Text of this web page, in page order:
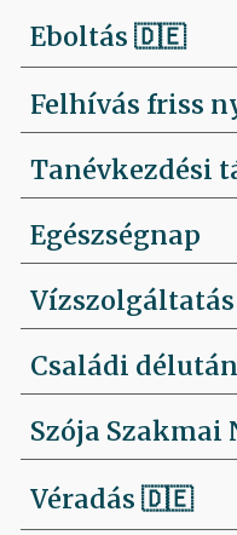
Eboltás🇩🇪
Felhívás friss
Tanévkezdési
Egészségnap
Családi délután
Szója Szakmai
Véradás🇩🇪